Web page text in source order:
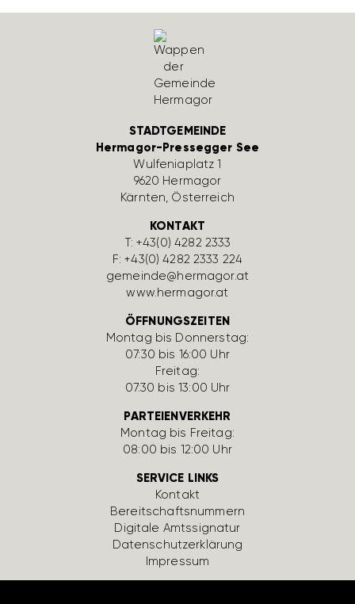
STADTGEMEINDE
Hermagor-Pressegger See
Wulfe­nia­platz 1
9620 Hermagor
Kärnten, Öster­reich
KONTAKT
T:+43(0) 4282 2333
F: +43(0) 4282 2333 224
gemeinde@hermagor.at
www.hermagor.at
ÖFFNUNGSZEITEN
Montag bis Donnerstag:
07:30 bis 16:00 Uhr
Freitag:
07:30 bis 13:00 Uhr
PARTEIENVERKEHR
Montag bis Freitag:
08:00 bis 12:00 Uhr
SERVICE LINKS
Kontakt
Bereit­schafts­num­mern
Digi­tale Amts­si­gnatur
Daten­schutz­er­klä­rung
Impressum